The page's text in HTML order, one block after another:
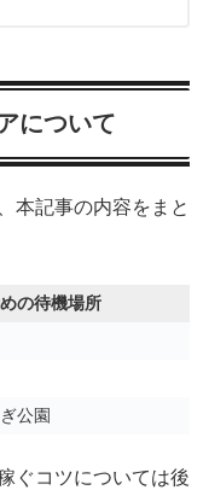
について
本記事の内容をまと
の待機場所
公園
ぐコツについては後